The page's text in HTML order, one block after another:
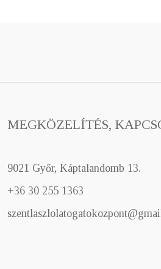
MEGKÖZELÍTÉS,
9021 Győr, Káptalandomb 13.
+36 30 255 1363